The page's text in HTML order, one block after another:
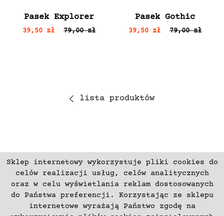
Sklep internetowy wykorzystuje pliki cookies do
celów realizacji usług, celów analitycznych
oraz w celu wyświetlania reklam dostosowanych
do Państwa preferencji. Korzystając ze sklepu
internetowe wyrażają Państwo zgodę na
Pasek Explorer
39,50 zł 79,00 zł
Pasek Gothic
39,50 zł 79,00 zł
lista produktów
ZAPISZ SIĘ
Płatności
Regulamin
Zwroty i Reklamacje
Kontakt